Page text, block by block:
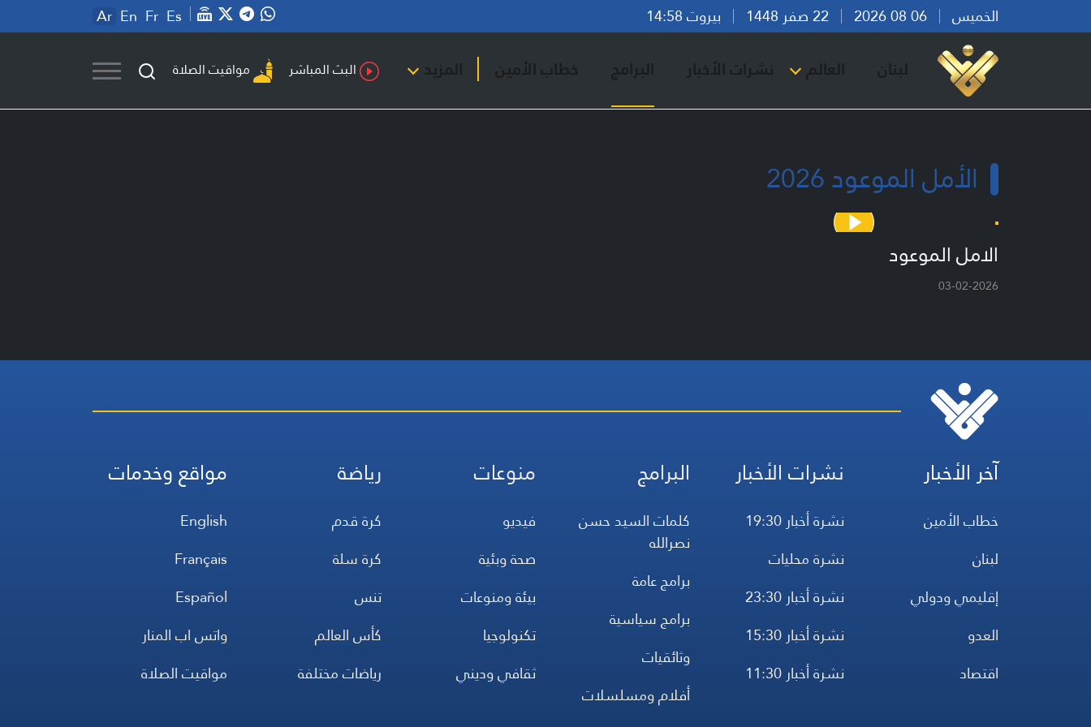
الخميس بيروت 14:58 Ar En Fr Es
لبنان العالم نشرات الأخبار البرامج خطاب الأمين المزيد البث المباشر مواقيت الصلاة
الأمل الموعود 2026
الامل الموعود
03-02-2026
آخر الأخبار
خطاب الأمين
لبنان
إقليمي ودولي
العدو
اقتصاد
نشرات الأخبار
نشرة أخبار 19:30
نشرة محليات
نشرة أخبار 23:30
نشرة أخبار 15:30
نشرة أخبار 11:30
البرامج
كلمات السيد حسن
نصرالله
برامج عامة
برامج سياسية
وثائقيات
أفلام ومسلسلات
منوعات
فيديو
صحة وبئية
بيئة ومنوعات
تكنولوجيا
ثقافي وديني
رياضة
كرة قدم
كرة سلة
تنس
كأس العالم
رياضات مختلفة
مواقع وخدمات
English
Français
Español
واتس اب المنار
مواقيت الصلاة